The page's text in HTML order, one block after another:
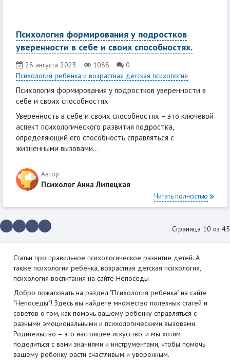
Психология формирования у подростков
уверенности в себе и своих способностях.
28 августа 2023 1088
0
Психология ребенка и возрастная детская психология
Психология формирования у подростков уверенности в
себе и своих способностях
Уверенность в себе и своих способностях – это ключевой
аспект психологического развития подростка,
определяющий его способность справляться с
жизненными вызовами...
Автор
Психолог Анна Липецкая
Читать полностью
Страница 10 из 45
Статьи про правильное психологическое развитие детей. А
также психология ребенка, возрастная детская психология,
психология воспитания на сайте Непоседы
Добро пожаловать на раздел "Психология ребенка" на сайте
"Непоседы"! Здесь вы найдете множество полезных статей и
советов о том, как помочь вашему ребенку справляться с
разными эмоциональными и психологическими вызовами.
Родительство – это настоящее искусство, и мы хотим
поделиться с вами знаниями и инструментами, чтобы помочь
вашему ребенку расти счастливым и уверенным.